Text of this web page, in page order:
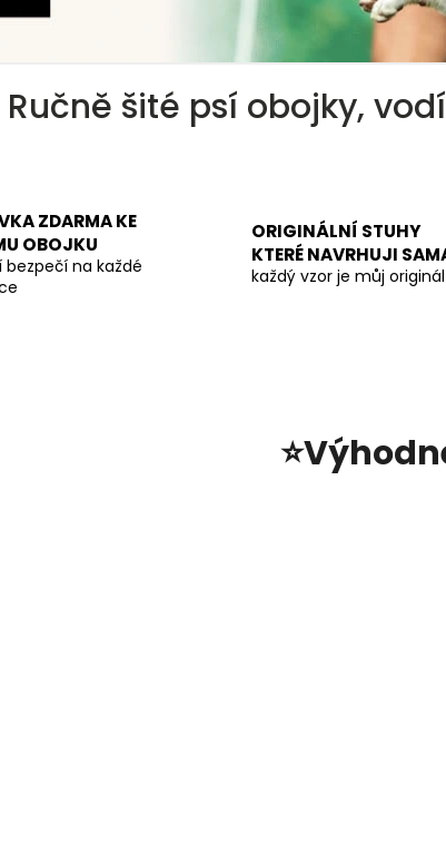
Ručně šité psí obojky,
ZDARMA KE
OBOJKU
bezpečí na každé
ORIGINÁLNÍ STUHY
KTERÉ NAVRHUJI
každý vzor je můj originál